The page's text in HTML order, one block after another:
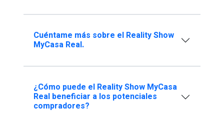
Cuéntame más sobre el Reality Show
MyCasa Real.
¿Cómo puede el Reality Show MyCasa
Real beneficiar a los potenciales
compradores?